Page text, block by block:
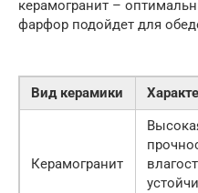
керамогранит –
фарфор подойдет для
Вид керамики
Керамогранит